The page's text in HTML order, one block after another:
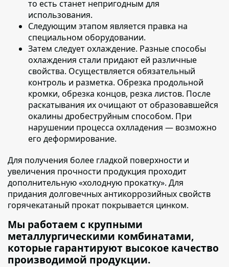
то есть станет непригодным для
использования.
Следующим этапом является правка на
специальном оборудовании.
Затем следует охлаждение. Разные способы
охлаждения стали придают ей различные
свойства. Осуществляется обязательный
контроль и разметка. Обрезка продольной
кромки, обрезка концов, резка листов. После
раскатывания их очищают от образовавшейся
окалины дробеструйным способом. При
нарушении процесса охлладения — возможно
его деформирование.
Для получения более гладкой поверхности и
увеличения прочности продукция проходит
дополнительную «холодную прокатку». Для
придания долговечных антикоррозийных свойств
горячекатаный прокат покрывается цинком.
Мы работаем с крупными
металлургическими комбинатами,
которые гарантируют высокое качество
производимой продукции.